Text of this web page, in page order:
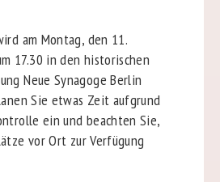
am Montag, den 11.
17.30 in den historischen
Neue Synagoge Berlin
Sie etwas Zeit aufgrund
ein und beachten Sie,
vor Ort zur Verfügung